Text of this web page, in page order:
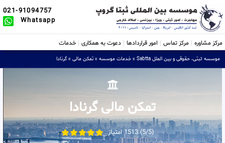
021-91094757
Whatsapp
مرکز مشاوره مرکز تماس امور قراردادها دعوت به همکاری خدمات
موسسه ثبتی، حقوقی و بین الملل Sabtta » خدمات موسسه » تمکن مالی » گرنادا
تمکن مالی گرنادا
(5/5) 1513 امتیاز